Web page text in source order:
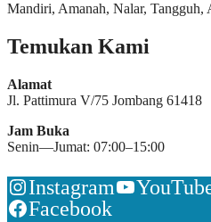
Mandiri, Amanah, Nalar, Tangguh,
Temukan Kami
Alamat
Jl. Pattimura V/75 Jombang 61418
Jam Buka
Senin—Jumat: 07:00–15:00
Instagram
Facebook